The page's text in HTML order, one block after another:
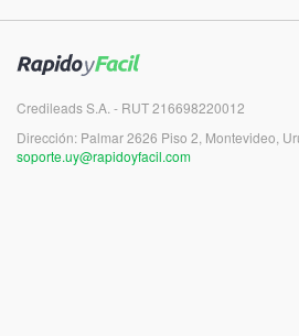
Credileads S.A. - RUT 216698220012
Dirección: Palmar 2626 Piso 2, Montevideo,
soporte.uy@rapidoyfacil.com